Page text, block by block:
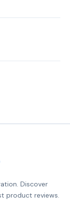
Discover
product reviews.